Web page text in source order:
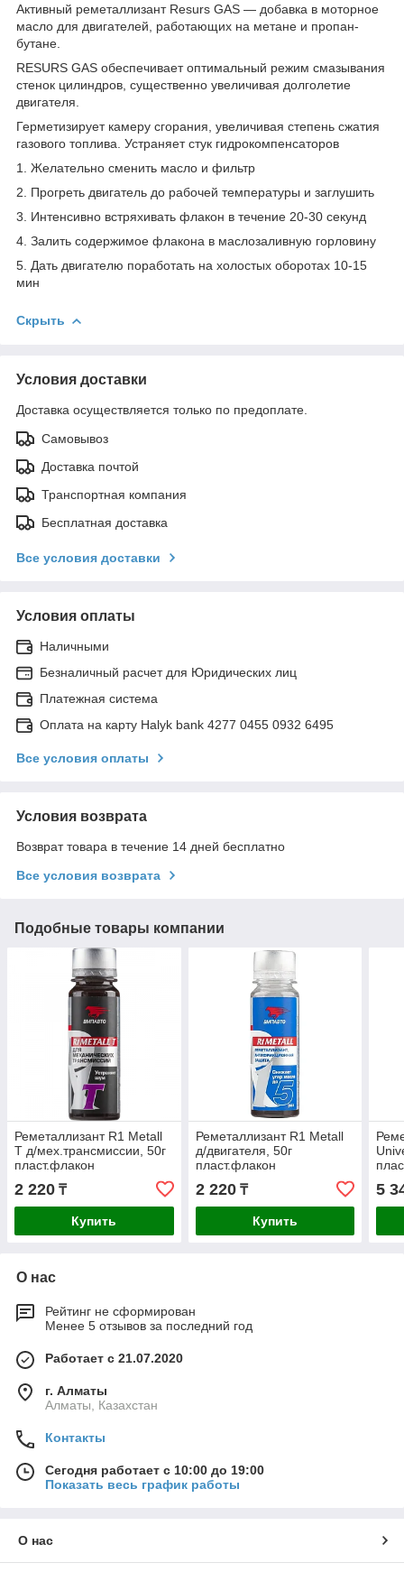
Активный реметаллизант Resurs GAS — добавка в моторное
масло для двигателей, работающих на метане и пропан-
бутане.
RESURS GAS обеспечивает оптимальный режим смазывания
стенок цилиндров, существенно увеличивая долголетие
двигателя.
Герметизирует камеру сгорания, увеличивая степень сжатия
газового топлива. Устраняет стук гидрокомпенсаторов
1. Желательно сменить масло и фильтр
2. Прогреть двигатель до рабочей температуры и заглушить
3. Интенсивно встряхивать флакон в течение 20-30 секунд
4. Залить содержимое флакона в маслозаливную горловину
5. Дать двигателю поработать на холостых оборотах 10-15
мин
Скрыть
Условия доставки
Доставка осуществляется только по предоплате.
Самовывоз
Доставка почтой
Транспортная компания
Бесплатная доставка
Все условия доставки
Условия оплаты
Наличными
Безналичный расчет для Юридических лиц
Платежная система
Оплата на карту Halyk bank 4277 0455 0932 6495
Все условия оплаты
Условия возврата
Возврат товара в течение 14 дней бесплатно
Все условия возврата
Подобные товары компании
Реметаллизант R1 Metall
Т д/мех.трансмиссии, 50г
пласт.флакон
2 220 ₸
Купить
Реметаллизант R1 Metall
д/двигателя, 50г
пласт.флакон
2 220₸
Купить
5
О нас
Рейтинг не сформирован
Менее 5 отзывов за последний год
Работает с 21.07.2020
г. Алматы
Алматы, Казахстан
Контакты
Сегодня работает с 10:00 до 19:00
Показать весь график работы
О нас